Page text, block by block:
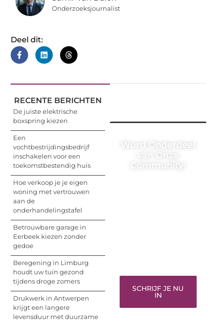
Onderzoeksjournalist
Deel dit:
RECENTE BERICHTEN
De juiste elektrische
boxspring kiezen
Een
vochtbestrijdingsbedrijf
inschakelen voor een
toekomstbestendig huis
Hoe verkoop je je eigen
woning met vertrouwen
aan de
onderhandelingstafel
Betrouwbare garage in
Eerbeek kiezen zonder
gedoe
Beregening in Limburg
houdt uw tuin gezond
tijdens droge zomers
Drukwerk in Antwerpen
krijgt een langere
levensduur met duurzame
Word Onderdeel
van Onze
Community!
SCHRIJF JE NU
IN